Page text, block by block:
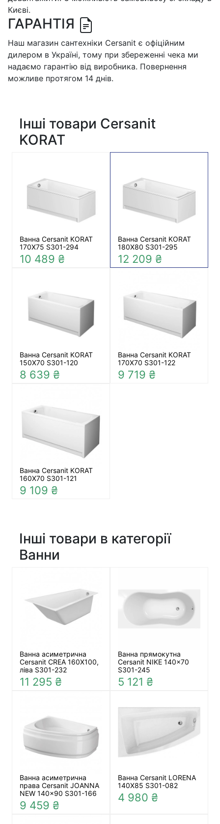
Києві.
ГАРАНТІЯ
Наш магазин сантехніки Cersanit є офіційним
дилером в Україні, тому при збереженні чека ми
надаємо гарантію від виробника. Повернення
можливе протягом 14 днів.
Інші товари Cersanit
KORAT
Ванна Cersanit KORAT
170X75 S301-294
10 489 ₴
Ванна Cersanit KORAT
180X80 S301-295
12 209 ₴
Ванна Cersanit KORAT
150Х70 S301-120
8 639 ₴
Ванна Cersanit KORAT
170Х70 S301-122
9 719 ₴
Ванна Cersanit KORAT
160Х70 S301-121
9 109 ₴
Інші товари в категорії
Ванни
Ванна асиметрична
Cersanit CREA 160X100,
ліва S301-232
11 295 ₴
Ванна прямокутна
Cersanit NIKE 140x70
S301-245
5 121 ₴
Ванна асиметрична
права Cersanit JOANNA
NEW 140x90 S301-166
9 459 ₴
Ванна Cersanit LORENA
140Х85 S301-082
4 980 ₴